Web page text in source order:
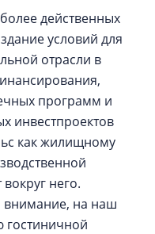
действенных
условий для
отрасли в
программ и
инвестпроектов
как жилищному
него.
внимание, на наш
гостиничной